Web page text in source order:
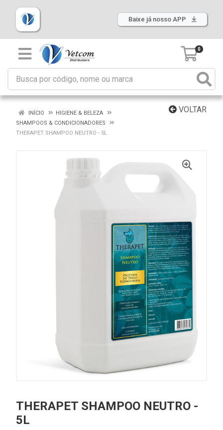
Baixe já nosso APP
0
VOLTAR
INÍCIO
HIGIENE & BELEZA
SHAMPOOS & CONDICIONADORES
THERAPET SHAMPOO NEUTRO - 5L
THERAPET SHAMPOO NEUTRO -
5L